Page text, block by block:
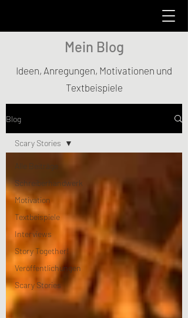
Mein Blog
Ideen, Anregungen, Motivationen und
Textbeispiele
Blog
Alle Beiträge
Schreiberhandwerk
Motivation
Textbeispiele
Interviews
Story Together!
Veröffentlichungen
Scary Stories
Scary Stories